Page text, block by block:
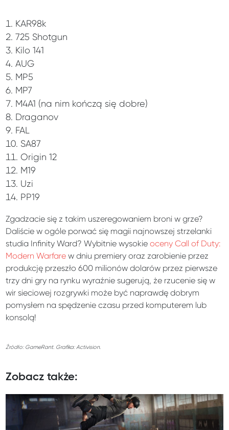
KAR98k
725 Shotgun
Kilo 141
AUG
MP5
MP7
M4A1 (na nim kończą się dobre)
Draganov
FAL
SA87
Origin 12
M19
Uzi
PP19
Zgadzacie się z takim uszeregowaniem broni w grze?
Daliście w ogóle porwać się magii najnowszej strzelanki
studia Infinity Ward? Wybitnie wysokieoceny Call of Duty:
Modern Warfare w dniu premiery oraz zarobienie przez
produkcję przeszło 600 milionów dolarów przez pierwsze
trzy dni gry na rynku wyraźnie sugerują, że rzucenie się w
wir sieciowej rozgrywki może być naprawdę dobrym
pomysłem na spędzenie czasu przed komputerem lub
konsolą!
Źródło: GameRant. Grafika: Activision.
Zobacz także: